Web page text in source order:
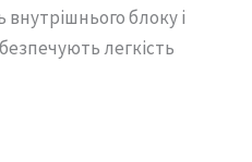
блоку і
легкість